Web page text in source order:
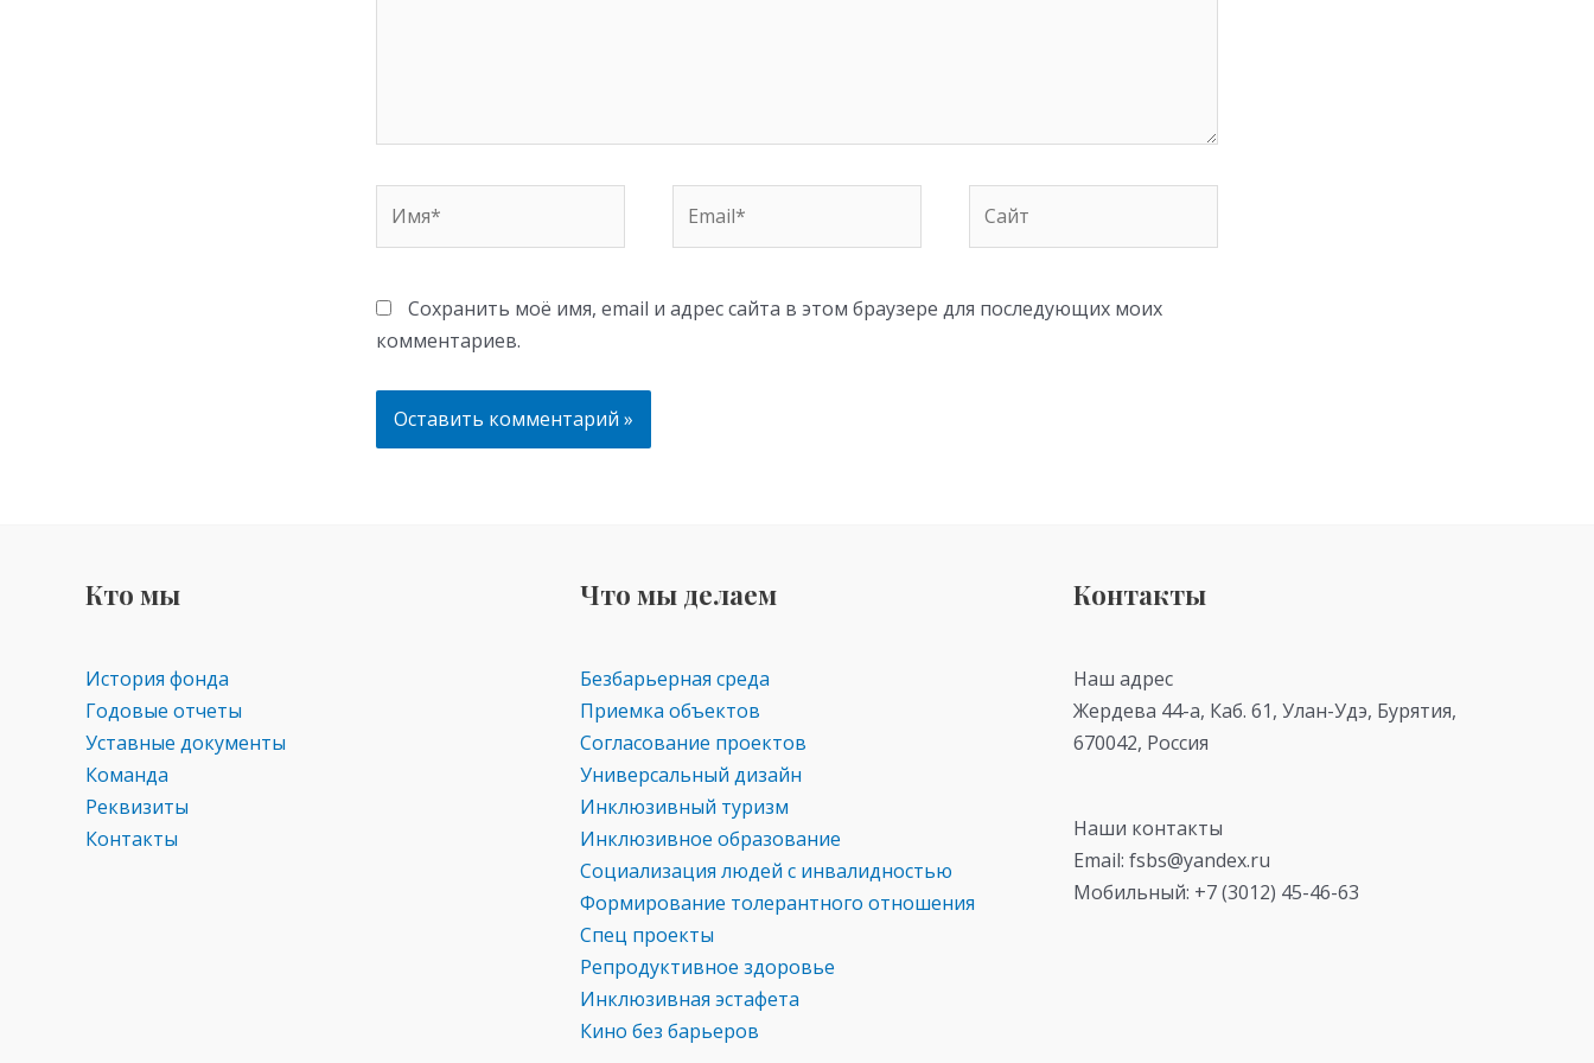
Сохранить моё имя, email и адрес сайта в этом браузере для последующих моих
комментариев.
Кто мы
История фонда
Годовые отчеты
Уставные документы
Команда
Реквизиты
Контакты
Что мы делаем
Безбарьерная среда
Приемка объектов
Согласование проектов
Универсальный дизайн
Инклюзивный туризм
Инклюзивное образование
Социализация людей с инвалидностью
Формирование толерантного отношения
Спец проекты
Репродуктивное здоровье
Инклюзивная эстафета
Кино без барьеров
Контакты
Наш адрес
Жердева 44-а, Каб. 61, Улан-Удэ, Бурятия,
670042, Россия
Наши контакты
Email: fsbs@yandex.ru
Мобильный: +7 (3012) 45-46-63